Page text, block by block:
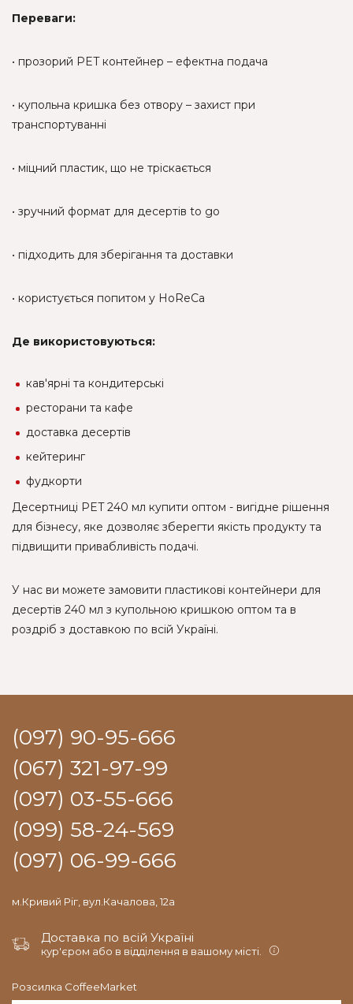
Переваги:
• прозорий PET контейнер – ефектна подача
• купольна кришка без отвору – захист при
транспортуванні
• міцний пластик, що не тріскається
• зручний формат для десертів to go
• підходить для зберігання та доставки
• користується попитом у HoReCa
Де використовуються:
кав'ярні та кондитерські
ресторани та кафе
доставка десертів
кейтеринг
фудкорти
Десертниці PET 240 мл купити оптом - вигідне рішення
для бізнесу, яке дозволяє зберегти якість продукту та
підвищити привабливість подачі.
У нас ви можете замовити пластикові контейнери для
десертів 240 мл з купольною кришкою оптом та в
роздріб з доставкою по всій Україні.
(097) 90-95-666
(067) 321-97-99
(097) 03-55-666
(099) 58-24-569
(097) 06-99-666
м.Кривий Ріг, вул.Качалова, 12а
Доставка по всій Україні
кур'єром або в відділення в вашому місті.
Розсилка CoffeeMarket